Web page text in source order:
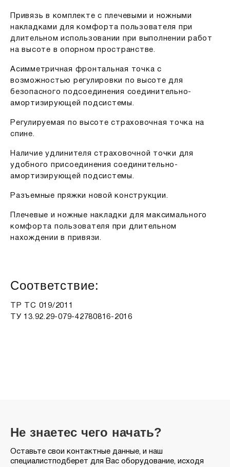
Привязь в комплекте с плечевыми и ножными
накладками для комфорта пользователя при
длительном использовании при выполнении работ
на высоте в опорном пространстве.
Асимметричная фронтальная точка с
возможностью регулировки по высоте для
безопасного подсоединения соединительно-
амортизирующей подсистемы.
Регулируемая по высоте страховочная точка на
спине.
Наличие удлинителя страховочной точки для
удобного присоединения соединительно-
амортизирующей подсистемы.
Разъемные пряжки новой конструкции.
Плечевые и ножные накладки для максимального
комфорта пользователя при длительном
нахождении в привязи.
Соответствие:
ТР ТС 019/2011
TУ 13.92.29-079-42780816-2016
Не знаетес чего начать?
Оставьте свои контактные данные, и наш
специалистподберет для Вас оборудование, исходя